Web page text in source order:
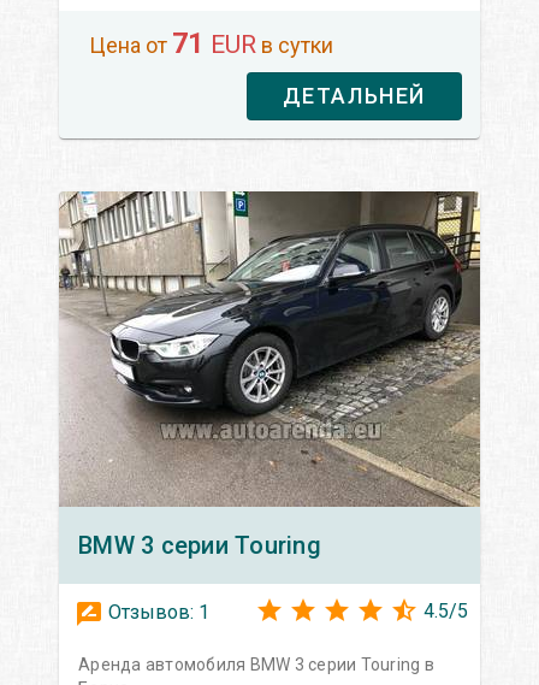
Цена от 71 EUR в сутки
ДЕТАЛЬНЕЙ
BMW 3 серии Touring
Отзывов: 1 4.5/5
Аренда автомобиля BMW 3 серии Touring в